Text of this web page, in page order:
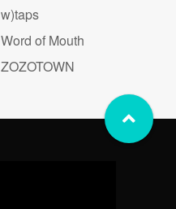
w)taps
Word of Mouth
ZOZOTOWN